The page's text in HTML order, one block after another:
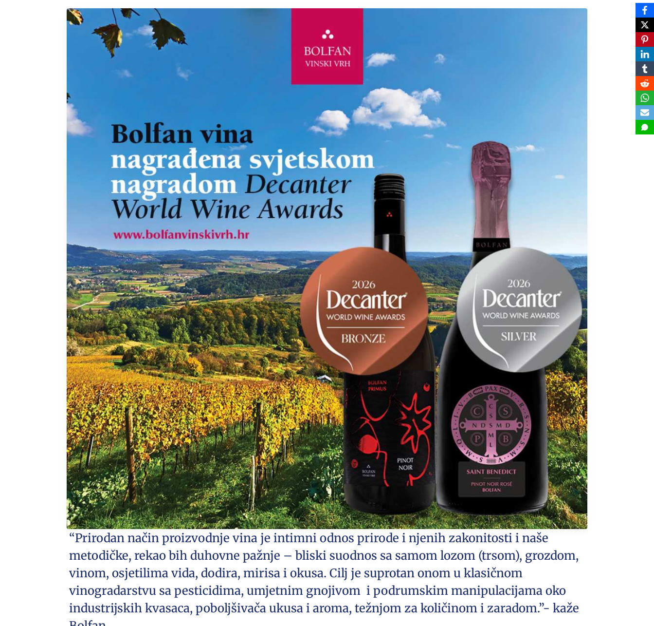
“Prirodan način proizvodnje vina je intimni odnos prirode i njenih zakonitosti i naše
metodičke, rekao bih duhovne pažnje – bliski suodnos sa samom lozom (trsom), grozdom,
vinom, osjetilima vida, dodira, mirisa i okusa. Cilj je suprotan onom u klasičnom
vinogradarstvu sa pesticidima, umjetnim gnojivom i podrumskim manipulacijama oko
industrijskih kvasaca, poboljšivača ukusa i aroma, težnjom za količinom i zaradom.”- kaže